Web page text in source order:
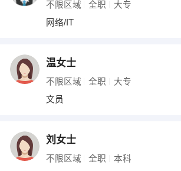
不限区域 全职 大专
网络/IT
温女士
不限区域 全职 大专
文员
刘女士
不限区域 全职 本科